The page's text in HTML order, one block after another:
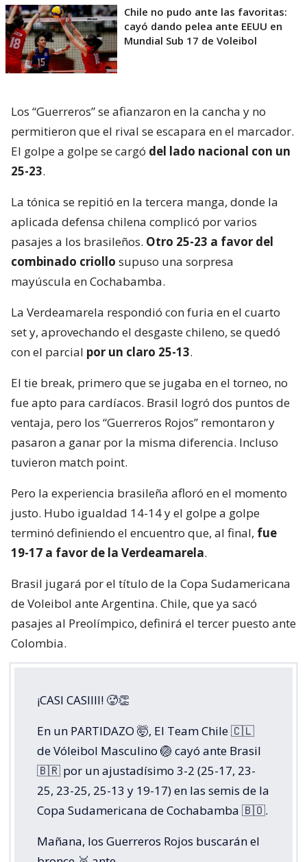
Chile no pudo ante las favoritas:
cayó dando pelea ante EEUU en
Mundial Sub 17 de Voleibol
Los “Guerreros” se afianzaron en la cancha y no
permitieron que el rival se escapara en el marcador.
El golpe a golpe se cargó del lado nacional con un
25-23.
La tónica se repitió en la tercera manga, donde la
aplicada defensa chilena complicó por varios
pasajes a los brasileños. Otro 25-23 a favor del
combinado criollo supuso una sorpresa
mayúscula en Cochabamba.
La Verdeamarela respondió con furia en el cuarto
set y, aprovechando el desgaste chileno, se quedó
con el parcial por un claro 25-13.
El tie break, primero que se jugaba en el torneo, no
fue apto para cardíacos. Brasil logró dos puntos de
ventaja, pero los “Guerreros Rojos” remontaron y
pasaron a ganar por la misma diferencia. Incluso
tuvieron match point.
Pero la experiencia brasileña afloró en el momento
justo. Hubo igualdad 14-14 y el golpe a golpe
terminó definiendo el encuentro que, al final, fue
19-17 a favor de la Verdeamarela.
Brasil jugará por el título de la Copa Sudamericana
de Voleibol ante Argentina. Chile, que ya sacó
pasajes al Preolímpico, definirá el tercer puesto ante
Colombia.
¡CASI CASIIII! 🥵👏
En un PARTIDAZO 🤯, El Team Chile 🇨🇱
de Vóleibol Masculino 🏐 cayó ante Brasil
🇧🇷 por un ajustadísimo 3-2 (25-17, 23-
25, 23-25, 25-13 y 19-17) en las semis de la
Copa Sudamericana de Cochabamba 🇧🇴.
Mañana, los Guerreros Rojos buscarán el